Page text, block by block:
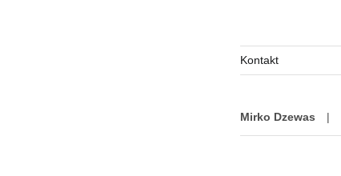
Kontakt
Mirko Dzewas |